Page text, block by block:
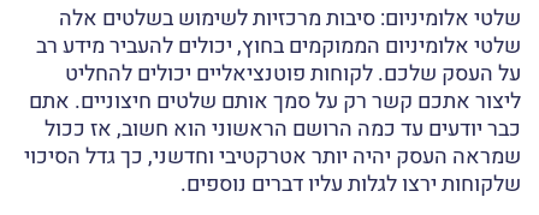
שלטי אלומיניום: סיבות מרכזיות לשימוש בשלטים אלה
שלטי אלומיניום הממוקמים בחוץ, יכולים להעביר מידע רב
על העסק שלכם. לקוחות פוטנציאליים יכולים להחליט
ליצור אתכם קשר רק על סמך אותם שלטים חיצוניים. אתם
כבר יודעים עד כמה הרושם הראשוני הוא חשוב, אז ככול
שמראה העסק יהיה יותר אטרקטיבי וחדשני, כך גדל הסיכוי
שלקוחות ירצו לגלות עליו דברים נוספים.